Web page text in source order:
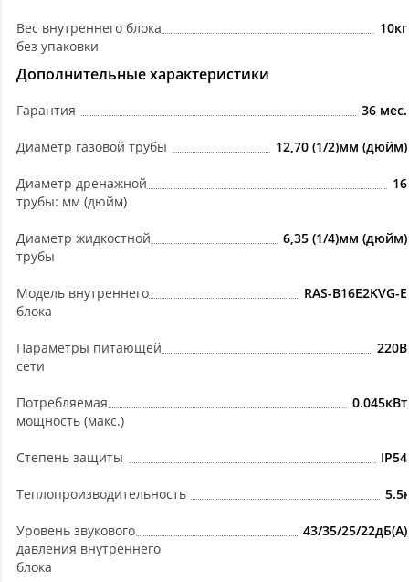
Вес внутреннего блока
без упаковки
10кг
Дополнительные характеристики
Гарантия 36 мес.
Диаметр газовой трубы 12,70 (1/2)мм (дюйм)
Диаметр дренажной
трубы: мм (дюйм)
16
Диаметр жидкостной
трубы
6,35 (1/4)мм (дюйм)
Модель внутреннего
блока
RAS-B16E2KVG-E
Параметры питающей
сети
220В
Потребляемая
мощность (макс.)
0.045кВт
Степень защиты IP54
Теплопроизводительность
Уровень звукового
давления внутреннего
блока
43/35/25/22дБ(А)